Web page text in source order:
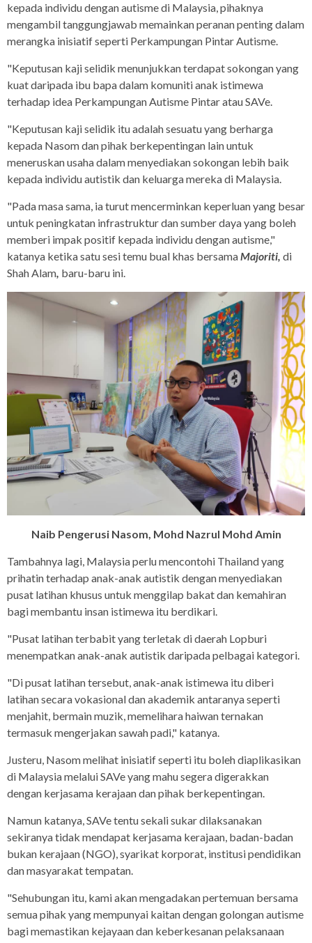
kepada individu dengan autisme di Malaysia, pihaknya
mengambil tanggungjawab memainkan peranan penting dalam
merangka inisiatif seperti Perkampungan Pintar Autisme.
"Keputusan kaji selidik menunjukkan terdapat sokongan yang
kuat daripada ibu bapa dalam komuniti anak istimewa
terhadap idea Perkampungan Autisme Pintar atau SAVe.
"Keputusan kaji selidik itu adalah sesuatu yang berharga
kepada Nasom dan pihak berkepentingan lain untuk
meneruskan usaha dalam menyediakan sokongan lebih baik
kepada individu autistik dan keluarga mereka di Malaysia.
"Pada masa sama, ia turut mencerminkan keperluan yang besar
untuk peningkatan infrastruktur dan sumber daya yang boleh
memberi impak positif kepada individu dengan autisme,"
katanya ketika satu sesi temu bual khas bersamaMajoriti, di
Shah Alam, baru-baru ini.
Naib Pengerusi Nasom, Mohd Nazrul Mohd Amin
Tambahnya lagi, Malaysia perlu mencontohi Thailand yang
prihatin terhadap anak-anak autistik dengan menyediakan
pusat latihan khusus untuk menggilap bakat dan kemahiran
bagi membantu insan istimewa itu berdikari.
"Pusat latihan terbabit yang terletak di daerah Lopburi
menempatkan anak-anak autistik daripada pelbagai kategori.
"Di pusat latihan tersebut, anak-anak istimewa itu diberi
latihan secara vokasional dan akademik antaranya seperti
menjahit, bermain muzik, memelihara haiwan ternakan
termasuk mengerjakan sawah padi," katanya.
Justeru, Nasom melihat inisiatif seperti itu boleh diaplikasikan
di Malaysia melalui SAVe yang mahu segera digerakkan
dengan kerjasama kerajaan dan pihak berkepentingan.
Namun katanya, SAVe tentu sekali sukar dilaksanakan
sekiranya tidak mendapat kerjasama kerajaan, badan-badan
bukan kerajaan (NGO), syarikat korporat, institusi pendidikan
dan masyarakat tempatan.
"Sehubungan itu, kami akan mengadakan pertemuan bersama
semua pihak yang mempunyai kaitan dengan golongan autisme
bagi memastikan kejayaan dan keberkesanan pelaksanaan